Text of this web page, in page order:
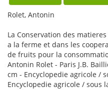
Rolet, Antonin
La Conservation des
a la ferme et dans les
de fruits pour la
Antonin Rolet - Paris J.B.
cm - Encyclopedie agricole /
Encyclopedie agricole / sous